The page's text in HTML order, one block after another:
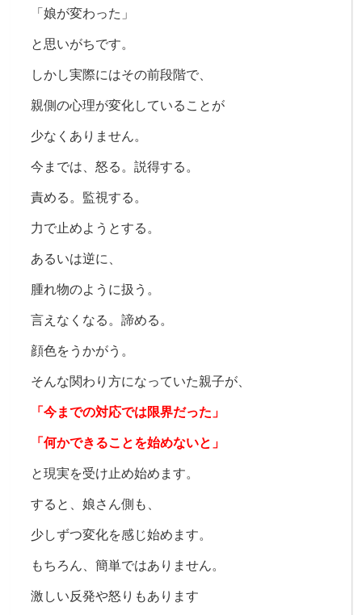
「娘が変わった」
と思いがちです。
しかし実際にはその前段階で、
親側の心理が変化していることが
少なくありません。
今までは、怒る。説得する。
責める。 監視する。
力で止めようとする。
あるいは逆に、
腫れ物のように扱う。
言えなくなる。諦める。
顔色をうかがう。
そんな関わり方になっていた親子が、
「今までの対応では限界だった」
「何かできることを始めないと」
と現実を受け止め始めます。
すると、娘さん側も、
少しずつ変化を感じ始めます。
もちろん、簡単ではありません。
激しい反発や怒りもあります